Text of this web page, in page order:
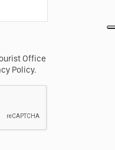
Office
Policy.